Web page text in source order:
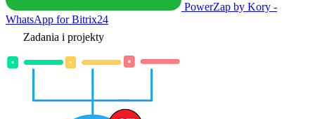
PowerZap by Kory -
WhatsApp for Bitrix24
Zadania i projekty